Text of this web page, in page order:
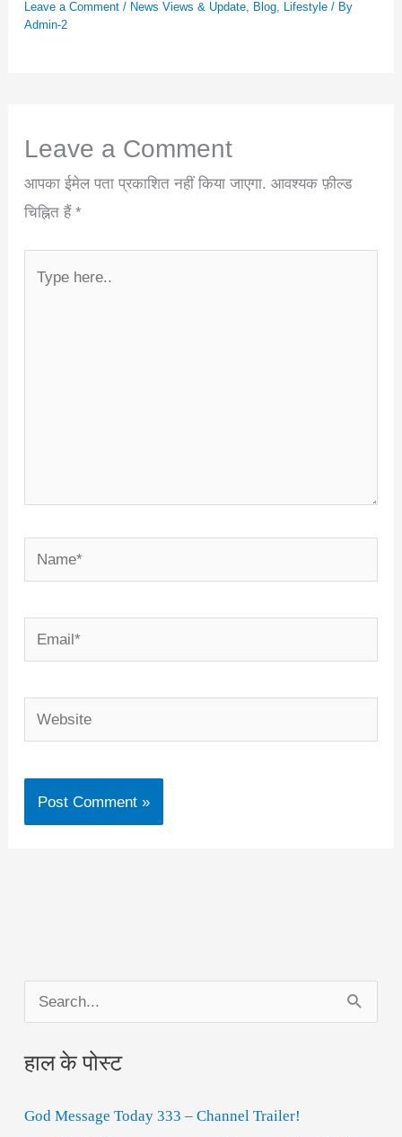
Leave a Comment / News Views & Update, Blog, Lifestyle/ By
Admin-2
Leave a Comment
आपका ईमेल पता प्रकाशित नहीं किया जाएगा. आवश्यक फ़ील्ड
चिह्नित हैं *
here..
Name*
Email*
Website
e
a
c
हाल के पोस्ट
God Message Today 333 – Channel Trailer!